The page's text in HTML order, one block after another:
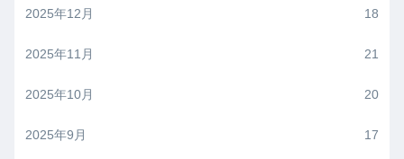
2025年12月 18
2025年11月 21
2025年10月 20
2025年9月 17